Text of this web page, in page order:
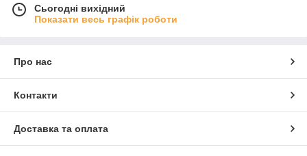
Сьогодні вихідний
Показати весь графік роботи
Про нас
Контакти
Доставка та оплата